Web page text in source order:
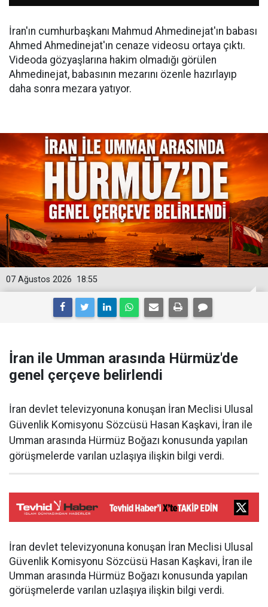
İran'ın cumhurbaşkanı Mahmud Ahmedinejat'ın babası
Ahmed Ahmedinejat'ın cenaze videosu ortaya çıktı.
Videoda gözyaşlarına hakim olmadığı görülen
Ahmedinejat, babasının mezarını özenle hazırlayıp
daha sonra mezara yatıyor.
18:55
07 Ağustos 2026
İran ile Umman arasında Hürmüz'de
genel çerçeve belirlendi
İran devlet televizyonuna konuşan İran Meclisi Ulusal
Güvenlik Komisyonu Sözcüsü Hasan Kaşkavi, İran ile
Umman arasında Hürmüz Boğazı konusunda yapılan
görüşmelerde varılan uzlaşıya ilişkin bilgi verdi.
İran devlet televizyonuna konuşan İran Meclisi Ulusal
Güvenlik Komisyonu Sözcüsü Hasan Kaşkavi, İran ile
Umman arasında Hürmüz Boğazı konusunda yapılan
görüşmelerde varılan uzlaşıya ilişkin bilgi verdi.